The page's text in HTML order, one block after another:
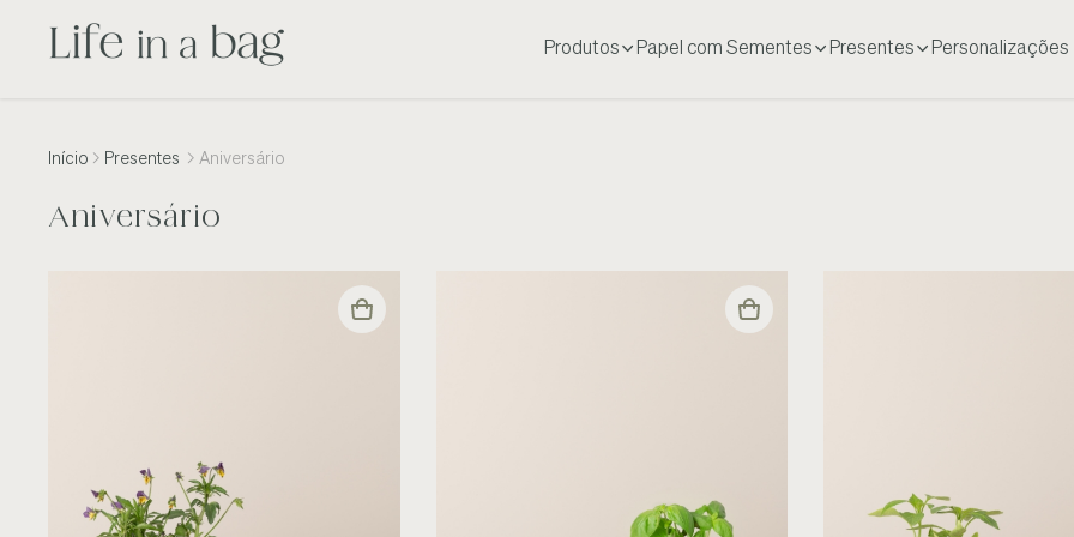
Produtos Papel com Sementes Presentes Personalizações
Início Presentes Aniversário
Aniversário